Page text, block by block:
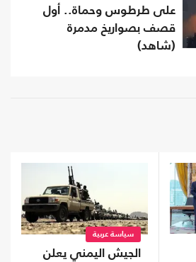
على طرطوس وحماة.. أول
قصف بصواريخ مدمرة
(شاهد)
سياسة عربية
الجيش اليمني يعلن